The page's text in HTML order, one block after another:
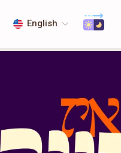
English